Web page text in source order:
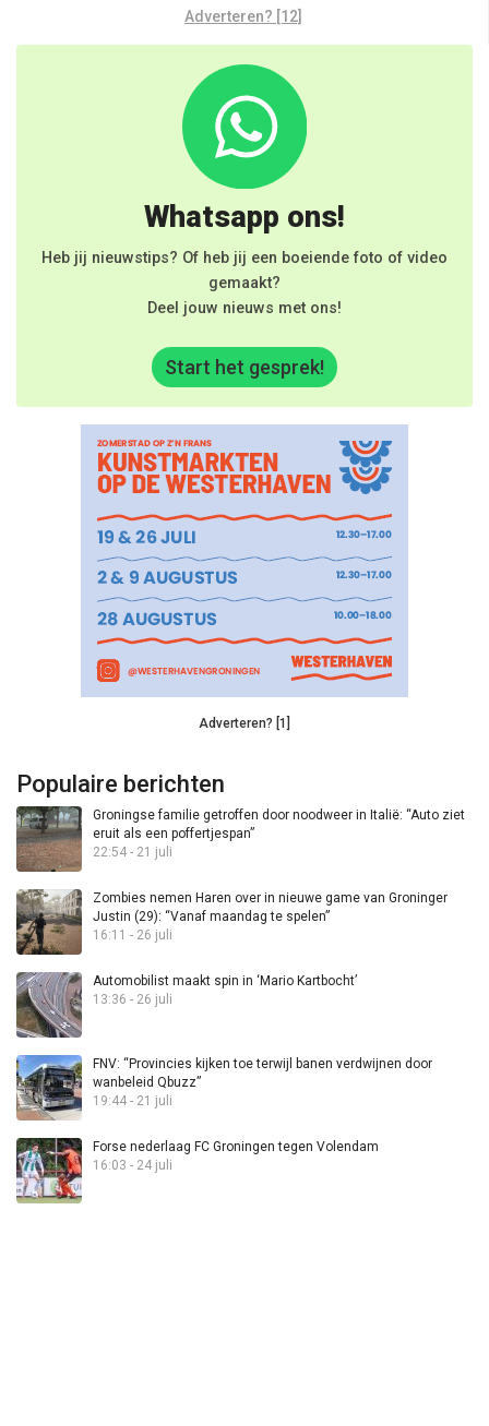
Adverteren? [12]
Whatsapp ons!
Heb jij nieuwstips? Of heb jij een boeiende foto of video
gemaakt?
Deel jouw nieuws met ons!
Start het gesprek!
Adverteren? [1]
Populaire berichten
Groningse familie getroffen door noodweer in Italië: “Auto ziet
eruit als een poffertjespan”
22:54 - 21 juli
Zombies nemen Haren over in nieuwe game van Groninger
Justin (29): “Vanaf maandag te spelen”
16:11 - 26 juli
Automobilist maakt spin in ‘Mario Kartbocht’
13:36 - 26 juli
FNV: “Provincies kijken toe terwijl banen verdwijnen door
wanbeleid Qbuzz”
19:44 - 21 juli
Forse nederlaag FC Groningen tegen Volendam
16:03 - 24 juli